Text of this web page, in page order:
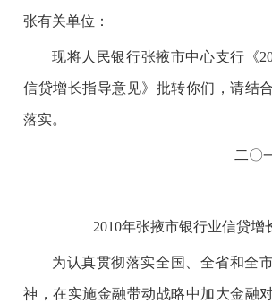
张有关单位：
现将人民银行张掖市中心支行《
信贷增长指导意见》批转你们，请结
落实。
二〇
2010年张掖市银行业信贷增
为认真贯彻落实全国、全省和全
神，在实施金融带动战略中加大金融